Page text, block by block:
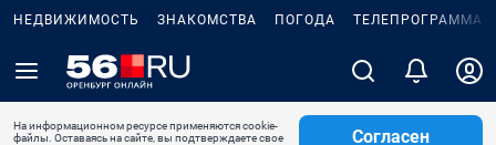
НЕДВИЖИМОСТЬ ЗНАКОМСТВА ПОГОДА ТЕЛЕПРОГРАММА
На информационном ресурсе применяются cookie-
файлы. Оставаясь на сайте, вы подтверждаете свое
Согласен